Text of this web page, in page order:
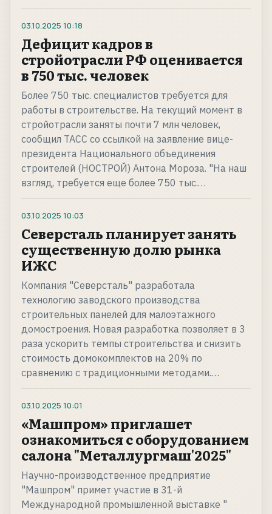
03.10.2025 10:18
Дефицит кадров в
стройотрасли РФ оценивается
в 750 тыс. человек
Более 750 тыс. специалистов требуется для
работы в строительстве. На текущий момент в
стройотрасли заняты почти 7 млн человек,
сообщил ТАСС со ссылкой на заявление вице-
президента Национального объединения
строителей (НОСТРОЙ) Антона Мороза. "На наш
взгляд, требуется еще более 750 тыс.…
03.10.2025 10:03
Северсталь планирует занять
существенную долю рынка
ИЖС
Компания "Северсталь" разработала
технологию заводского производства
строительных панелей для малоэтажного
домостроения. Новая разработка позволяет в 3
раза ускорить темпы строительства и снизить
стоимость домокомплектов на 20% по
сравнению с традиционными методами.…
03.10.2025 10:01
«Машпром» приглашет
ознакомиться с оборудованием
салона "Металлургмаш'2025"
Научно-производственное предприятие
"Машпром" примет участие в 31-й
Международной промышленной выставке "